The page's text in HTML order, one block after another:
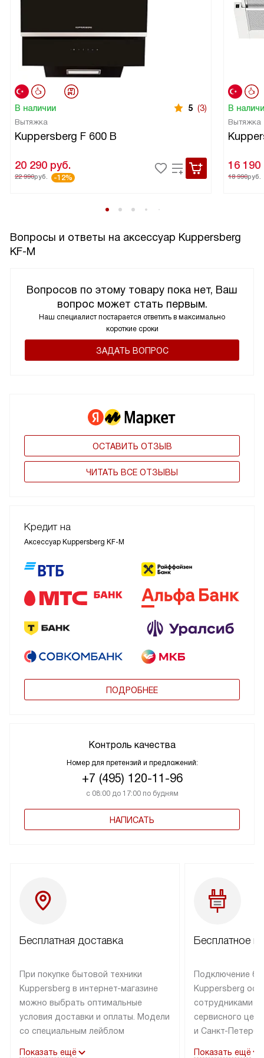
В наличии 5 (3)
Вытяжка
Kuppersberg F 600 B
20 290 руб.
22 990руб. -12%
В
Вытяжка
16 190
18 990руб.
Вопросы и ответы на аксессуар Kuppersberg
KF-M
Вопросов по этому товару пока нет, Ваш
вопрос может стать первым.
Наш специалист постарается ответить в максимально
короткие сроки
ЗАДАТЬ ВОПРОС
ОСТАВИТЬ ОТЗЫВ
ЧИТАТЬ ВСЕ ОТЗЫВЫ
Кредит на
Аксессуар Kuppersberg KF-M
ПОДРОБНЕЕ
Контроль качества
Номер для претензий и предложений:
+7 (495) 120-11-96
с 08:00 до 17:00 по будням
НАПИСАТЬ
Бесплатная доставка
При покупке бытовой техники
Kuppersberg в интернет-магазине
можно выбрать оптимальные
условия доставки и оплаты. Модели
со специальным лейблом
Показать ещё
Бесплатное
Подключение
Kuppersberg
сотрудниками
сервисного
и Санкт-
Показать ещё